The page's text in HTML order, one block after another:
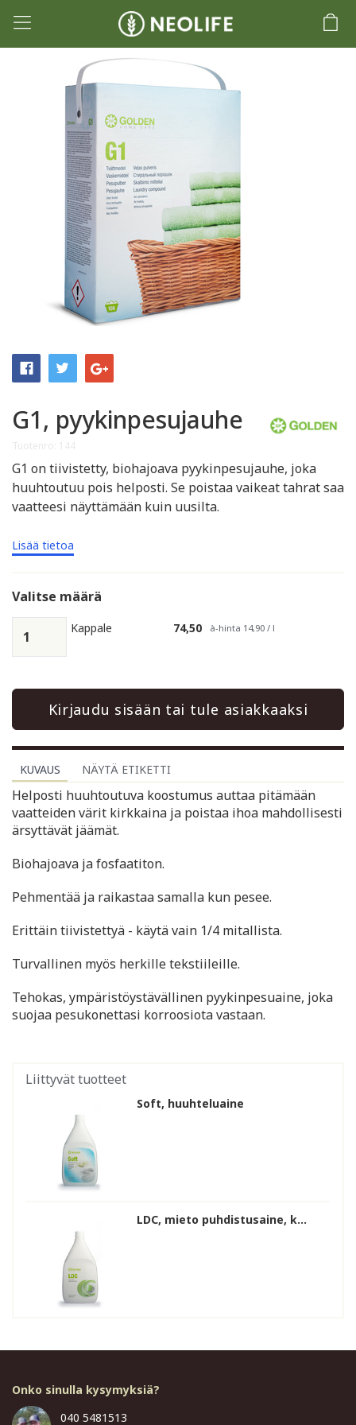
G1, pyykinpesujauhe
G1 on tiivistetty, biohajoava pyykinpesujauhe, joka
huuhtoutuu pois helposti. Se poistaa vaikeat tahrat saa
vaatteesi näyttämään kuin uusilta.
Lisää tietoa
Valitse määrä
Kappale 74,50 à-hinta 14,90 / l
Kirjaudu sisään tai tule asiakkaaksi
KUVAUS NÄYTÄ ETIKETTI
Helposti huuhtoutuva koostumus auttaa pitämään
vaatteiden värit kirkkaina ja poistaa ihoa mahdollisesti
ärsyttävät jäämät.
Biohajoava ja fosfaatiton.
Pehmentää ja raikastaa samalla kun pesee.
Erittäin tiivistettyä - käytä vain 1/4 mitallista.
Turvallinen myös herkille tekstiileille.
Tehokas, ympäristöystävällinen pyykinpesuaine, joka
suojaa pesukonettasi korroosiota vastaan.
Liittyvät tuotteet
Soft, huuhteluaine
LDC, mieto puhdistusaine, k...
Onko sinulla kysymyksiä?
040 5481513